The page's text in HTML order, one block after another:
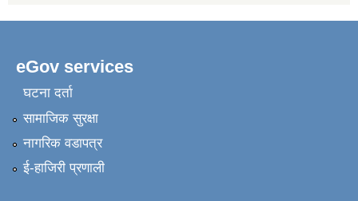
eGov services
घटना दर्ता
सामाजिक सुरक्षा
नागरिक वडापत्र
ई-हाजिरी प्रणाली